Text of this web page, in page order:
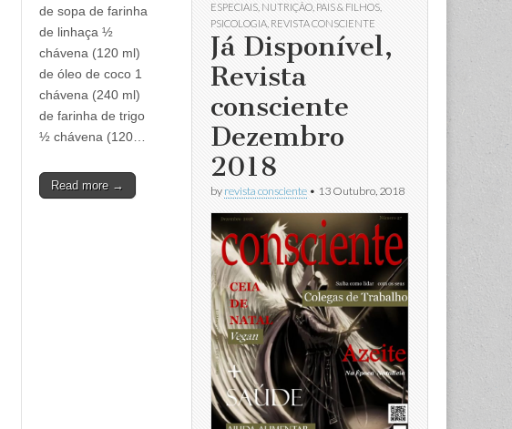
de sopa de farinha
de linhaça ½
chávena (120 ml)
de óleo de coco 1
chávena (240 ml)
de farinha de trigo
½ chávena (120…
Read more →
ESPECIAIS NUTRIÇÃO PAIS & FILHOS
PSICOLOGIA REVISTA CONSCIENTE
Já Disponível,
Revista
consciente
Dezembro
2018
by revista consciente • 13 Outubro, 2018